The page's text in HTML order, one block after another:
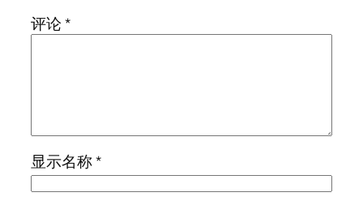
评论*
显示名称*